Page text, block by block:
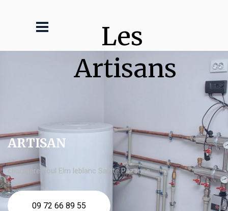
Les
Artisans
ARTISAN
chaudière fioul Elm leblanc Sainte Pazanne
09 72 66 89 55